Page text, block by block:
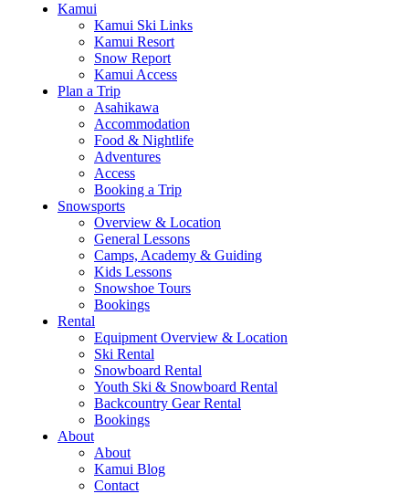
Kamui
Kamui Ski Links
Kamui Resort
Snow Report
Kamui Access
Plan a Trip
Asahikawa
Accommodation
Food & Nightlife
Adventures
Access
Booking a Trip
Snowsports
Overview & Location
General Lessons
Camps, Academy & Guiding
Kids Lessons
Snowshoe Tours
Bookings
Rental
Equipment Overview & Location
Ski Rental
Snowboard Rental
Youth Ski & Snowboard Rental
Backcountry Gear Rental
Bookings
About
About
Kamui Blog
Contact